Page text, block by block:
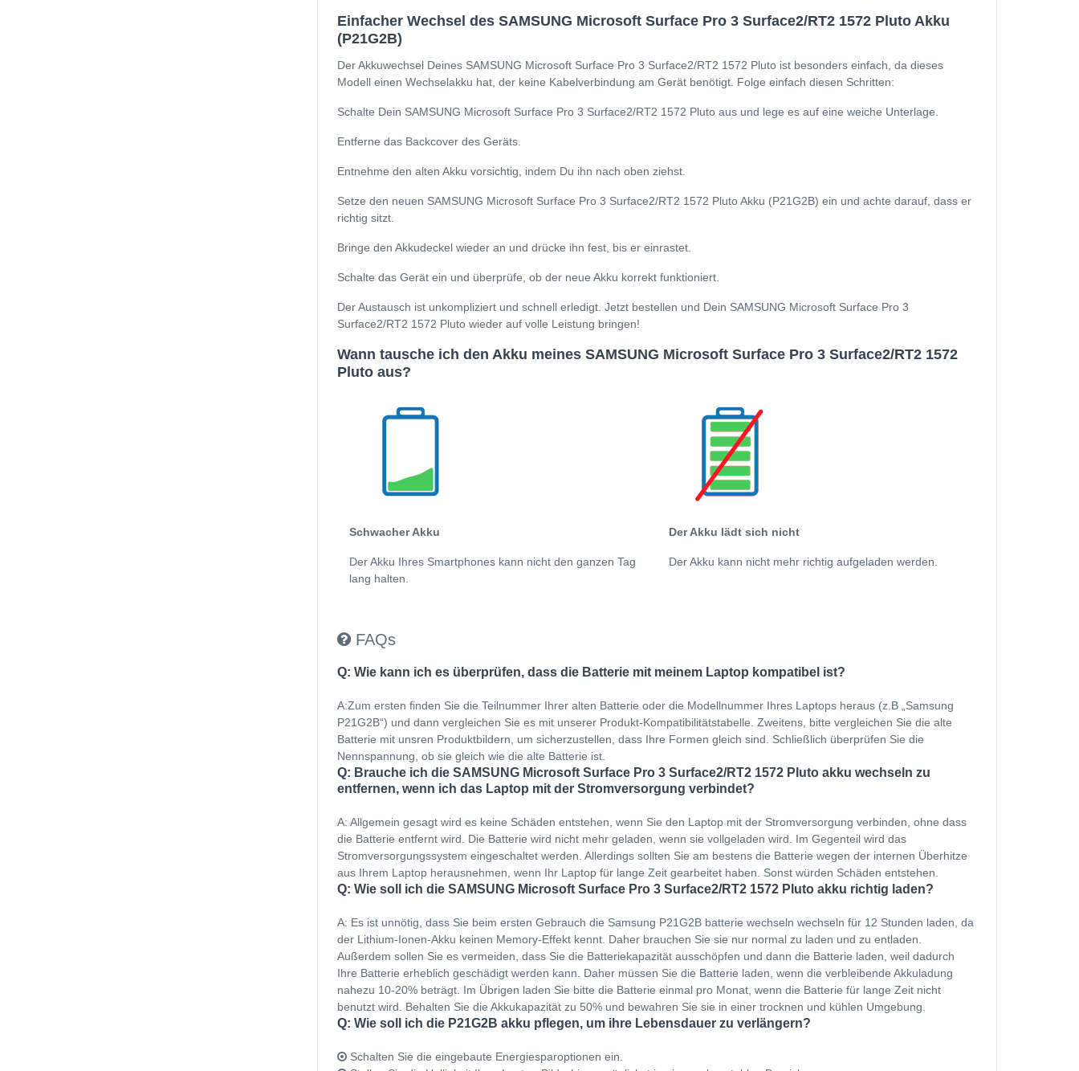
Einfacher Wechsel des SAMSUNG Microsoft Surface Pro 3 Surface2/RT2 1572 Pluto Akku
(P21G2B)
Der Akkuwechsel Deines SAMSUNG Microsoft Surface Pro 3 Surface2/RT2 1572 Pluto ist besonders einfach, da dieses
Modell einen Wechselakku hat, der keine Kabelverbindung am Gerät benötigt. Folge einfach diesen Schritten:
Schalte Dein SAMSUNG Microsoft Surface Pro 3 Surface2/RT2 1572 Pluto aus und lege es auf eine weiche Unterlage.
Entferne das Backcover des Geräts.
Entnehme den alten Akku vorsichtig, indem Du ihn nach oben ziehst.
Setze den neuen SAMSUNG Microsoft Surface Pro 3 Surface2/RT2 1572 Pluto Akku (P21G2B) ein und achte darauf, dass er
richtig sitzt.
Bringe den Akkudeckel wieder an und drücke ihn fest, bis er einrastet.
Schalte das Gerät ein und überprüfe, ob der neue Akku korrekt funktioniert.
Der Austausch ist unkompliziert und schnell erledigt. Jetzt bestellen und Dein SAMSUNG Microsoft Surface Pro 3
Surface2/RT2 1572 Pluto wieder auf volle Leistung bringen!
Wann tausche ich den Akku meines SAMSUNG Microsoft Surface Pro 3 Surface2/RT2 1572
Pluto aus?
Schwacher Akku
Der Akku Ihres Smartphones kann nicht den ganzen Tag
lang halten.
Der Akku lädt sich nicht
Der Akku kann nicht mehr richtig aufgeladen werden.
FAQs
Q: Wie kann ich es überprüfen, dass die Batterie mit meinem Laptop kompatibel ist?
A:Zum ersten finden Sie die Teilnummer Ihrer alten Batterie oder die Modellnummer Ihres Laptops heraus (z.B „Samsung
P21G2B“) und dann vergleichen Sie es mit unserer Produkt-Kompatibilitätstabelle. Zweitens, bitte vergleichen Sie die alte
Batterie mit unsren Produktbildern, um sicherzustellen, dass Ihre Formen gleich sind. Schließlich überprüfen Sie die
Nennspannung, ob sie gleich wie die alte Batterie ist.
Q: Brauche ich die SAMSUNG Microsoft Surface Pro 3 Surface2/RT2 1572 Pluto akku wechseln zu
entfernen, wenn ich das Laptop mit der Stromversorgung verbindet?
A: Allgemein gesagt wird es keine Schäden entstehen, wenn Sie den Laptop mit der Stromversorgung verbinden, ohne dass
die Batterie entfernt wird. Die Batterie wird nicht mehr geladen, wenn sie vollgeladen wird. Im Gegenteil wird das
Stromversorgungssystem eingeschaltet werden. Allerdings sollten Sie am bestens die Batterie wegen der internen Überhitze
aus Ihrem Laptop herausnehmen, wenn Ihr Laptop für lange Zeit gearbeitet haben. Sonst würden Schäden entstehen.
Q: Wie soll ich die SAMSUNG Microsoft Surface Pro 3 Surface2/RT2 1572 Pluto akku richtig laden?
A: Es ist unnötig, dass Sie beim ersten Gebrauch die Samsung P21G2B batterie wechseln wechseln für 12 Stunden laden, da
der Lithium-Ionen-Akku keinen Memory-Effekt kennt. Daher brauchen Sie sie nur normal zu laden und zu entladen.
Außerdem sollen Sie es vermeiden, dass Sie die Batteriekapazität ausschöpfen und dann die Batterie laden, weil dadurch
Ihre Batterie erheblich geschädigt werden kann. Daher müssen Sie die Batterie laden, wenn die verbleibende Akkuladung
nahezu 10-20% beträgt. Im Übrigen laden Sie bitte die Batterie einmal pro Monat, wenn die Batterie für lange Zeit nicht
benutzt wird. Behalten Sie die Akkukapazität zu 50% und bewahren Sie sie in einer trocknen und kühlen Umgebung.
Q: Wie soll ich die P21G2B akku pflegen, um ihre Lebensdauer zu verlängern?
Schalten Sie die eingebaute Energiesparoptionen ein.